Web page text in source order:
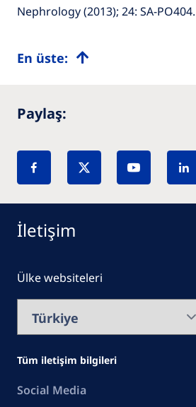
Nephrology (2013); 24: SA-PO404.
En üste:
Paylaş:
İletişim
Ülke websiteleri
Tüm iletişim bilgileri
Social Media